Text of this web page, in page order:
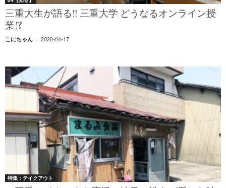
三重大生が語る‼ 三重大学 どうなるオンライン授
業!?
こにちゃん - 2020-04-17
特集：テイクアウト